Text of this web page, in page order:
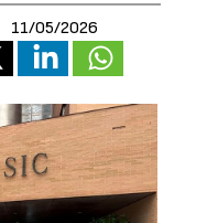
11/05/2026